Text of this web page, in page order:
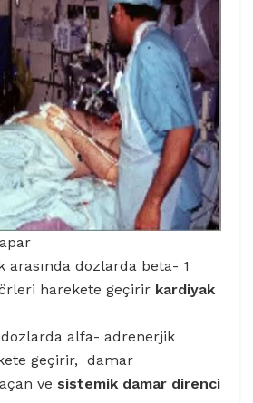
arasında dozlarda beta- 1
harekete geçirir kardiyak
alfa- adrenerjik
geçirir, damar
ve sistemik damar direnci